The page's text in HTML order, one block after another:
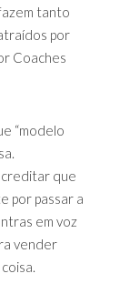
tanto
por
Coaches
“modelo
que
por passar a
em voz
vender